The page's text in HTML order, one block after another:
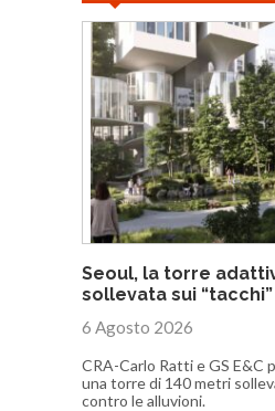
Seoul, la torre
sollevata sui “tacchi”
6 Agosto 2026
CRA-Carlo Ratti e GS E&C
una torre di 140 metri
contro le alluvioni.